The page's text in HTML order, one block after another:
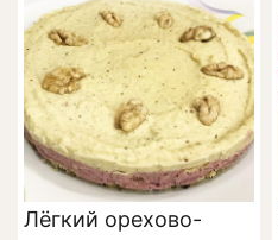
Лёгкий орехово-